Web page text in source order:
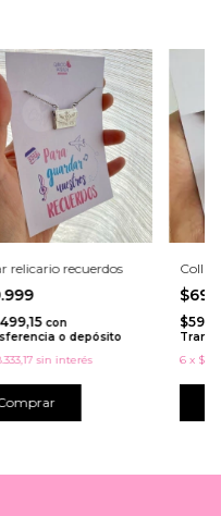
relicario recuerdos
con
o depósito
sin interés
Collar
6 x